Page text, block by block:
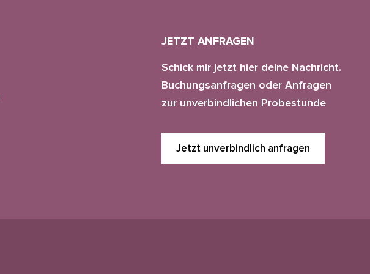
JETZT ANFRAGEN
Schick mir jetzt hier deine Nachricht.
Buchungsanfragen oder Anfragen
zur unverbindlichen Probestunde
Jetzt unverbindlich anfragen